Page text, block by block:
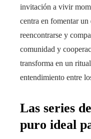
invitación a vivir
centra en fomentar un
reencontrarse y
comunidad y
transforma en un
entendimiento entre
Las series
puro ideal